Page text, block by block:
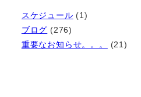
ブ
スケジュール (1)
ブログ (276)
重要なお知らせ。。。
(21)